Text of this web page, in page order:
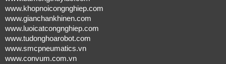
www.khopnoicongnghiep.com
www.gianchankhinen.com
www.luoicatcongnghiep.com
www.tudonghoarobot.com
www.smcpneumatics.vn
www.convum.com.vn